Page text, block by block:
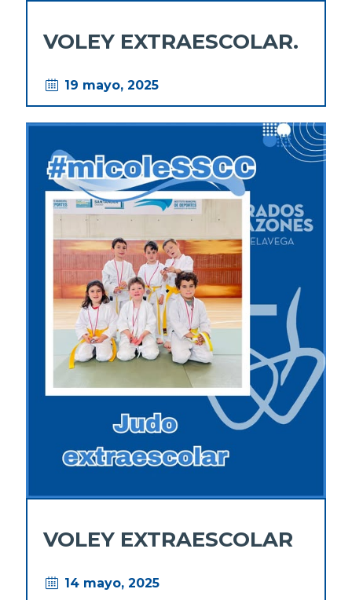
VOLEY EXTRAESCOLAR.
19 mayo, 2025
VOLEY EXTRAESCOLAR
14 mayo, 2025